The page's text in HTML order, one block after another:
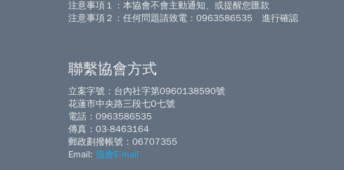
注意事項１：本協會不會主動通知、或提醒您匯款
注意事項２：任何問題請致電：0963586535 進行確認
聯繫協會方式
立案字號：台內社字第0960138590號
花蓮市中央路三段七O七號
電話：0963586535
傳真：03-8463164
郵政劃撥帳號：06707355
Email: 協會E-mail